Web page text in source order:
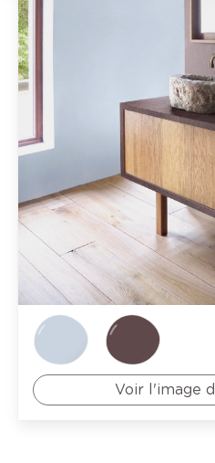
Voir l'image